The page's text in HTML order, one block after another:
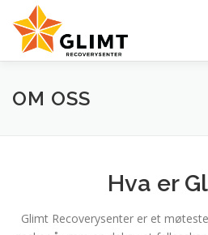
innhold
VI TILBYR
OM OSS
Hva er
Glimt Recoverysenter er et